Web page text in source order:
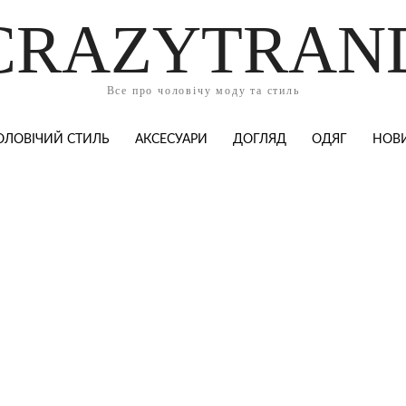
Все про чоловічу моду та стиль
СТИЛЬ АКСЕСУАРИ ДОГЛЯД ОДЯГ